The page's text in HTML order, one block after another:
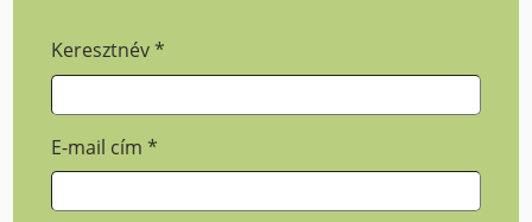
Keresztnév*
E-mail cím*